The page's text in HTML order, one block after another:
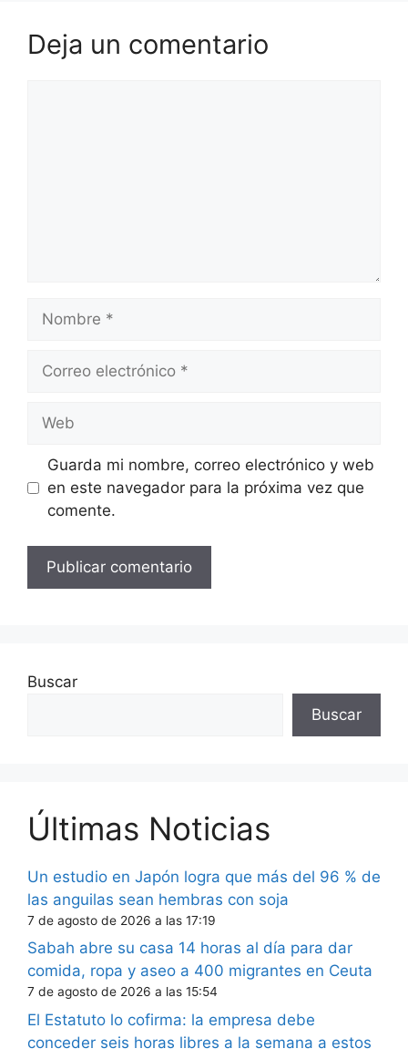
Deja un comentario
Nombre
Correo
Web
Guarda mi nombre, correo electrónico y web
en este navegador para la próxima vez que
comente.
Buscar
Buscar
Últimas Noticias
Un estudio en Japón logra que más del 96 % de
las anguilas sean hembras con soja
7 de agosto de 2026 a las 17:19
Sabah abre su casa 14 horas al día para dar
comida, ropa y aseo a 400 migrantes en Ceuta
7 de agosto de 2026 a las 15:54
El Estatuto lo cofirma: la empresa debe
conceder seis horas libres a la semana a estos